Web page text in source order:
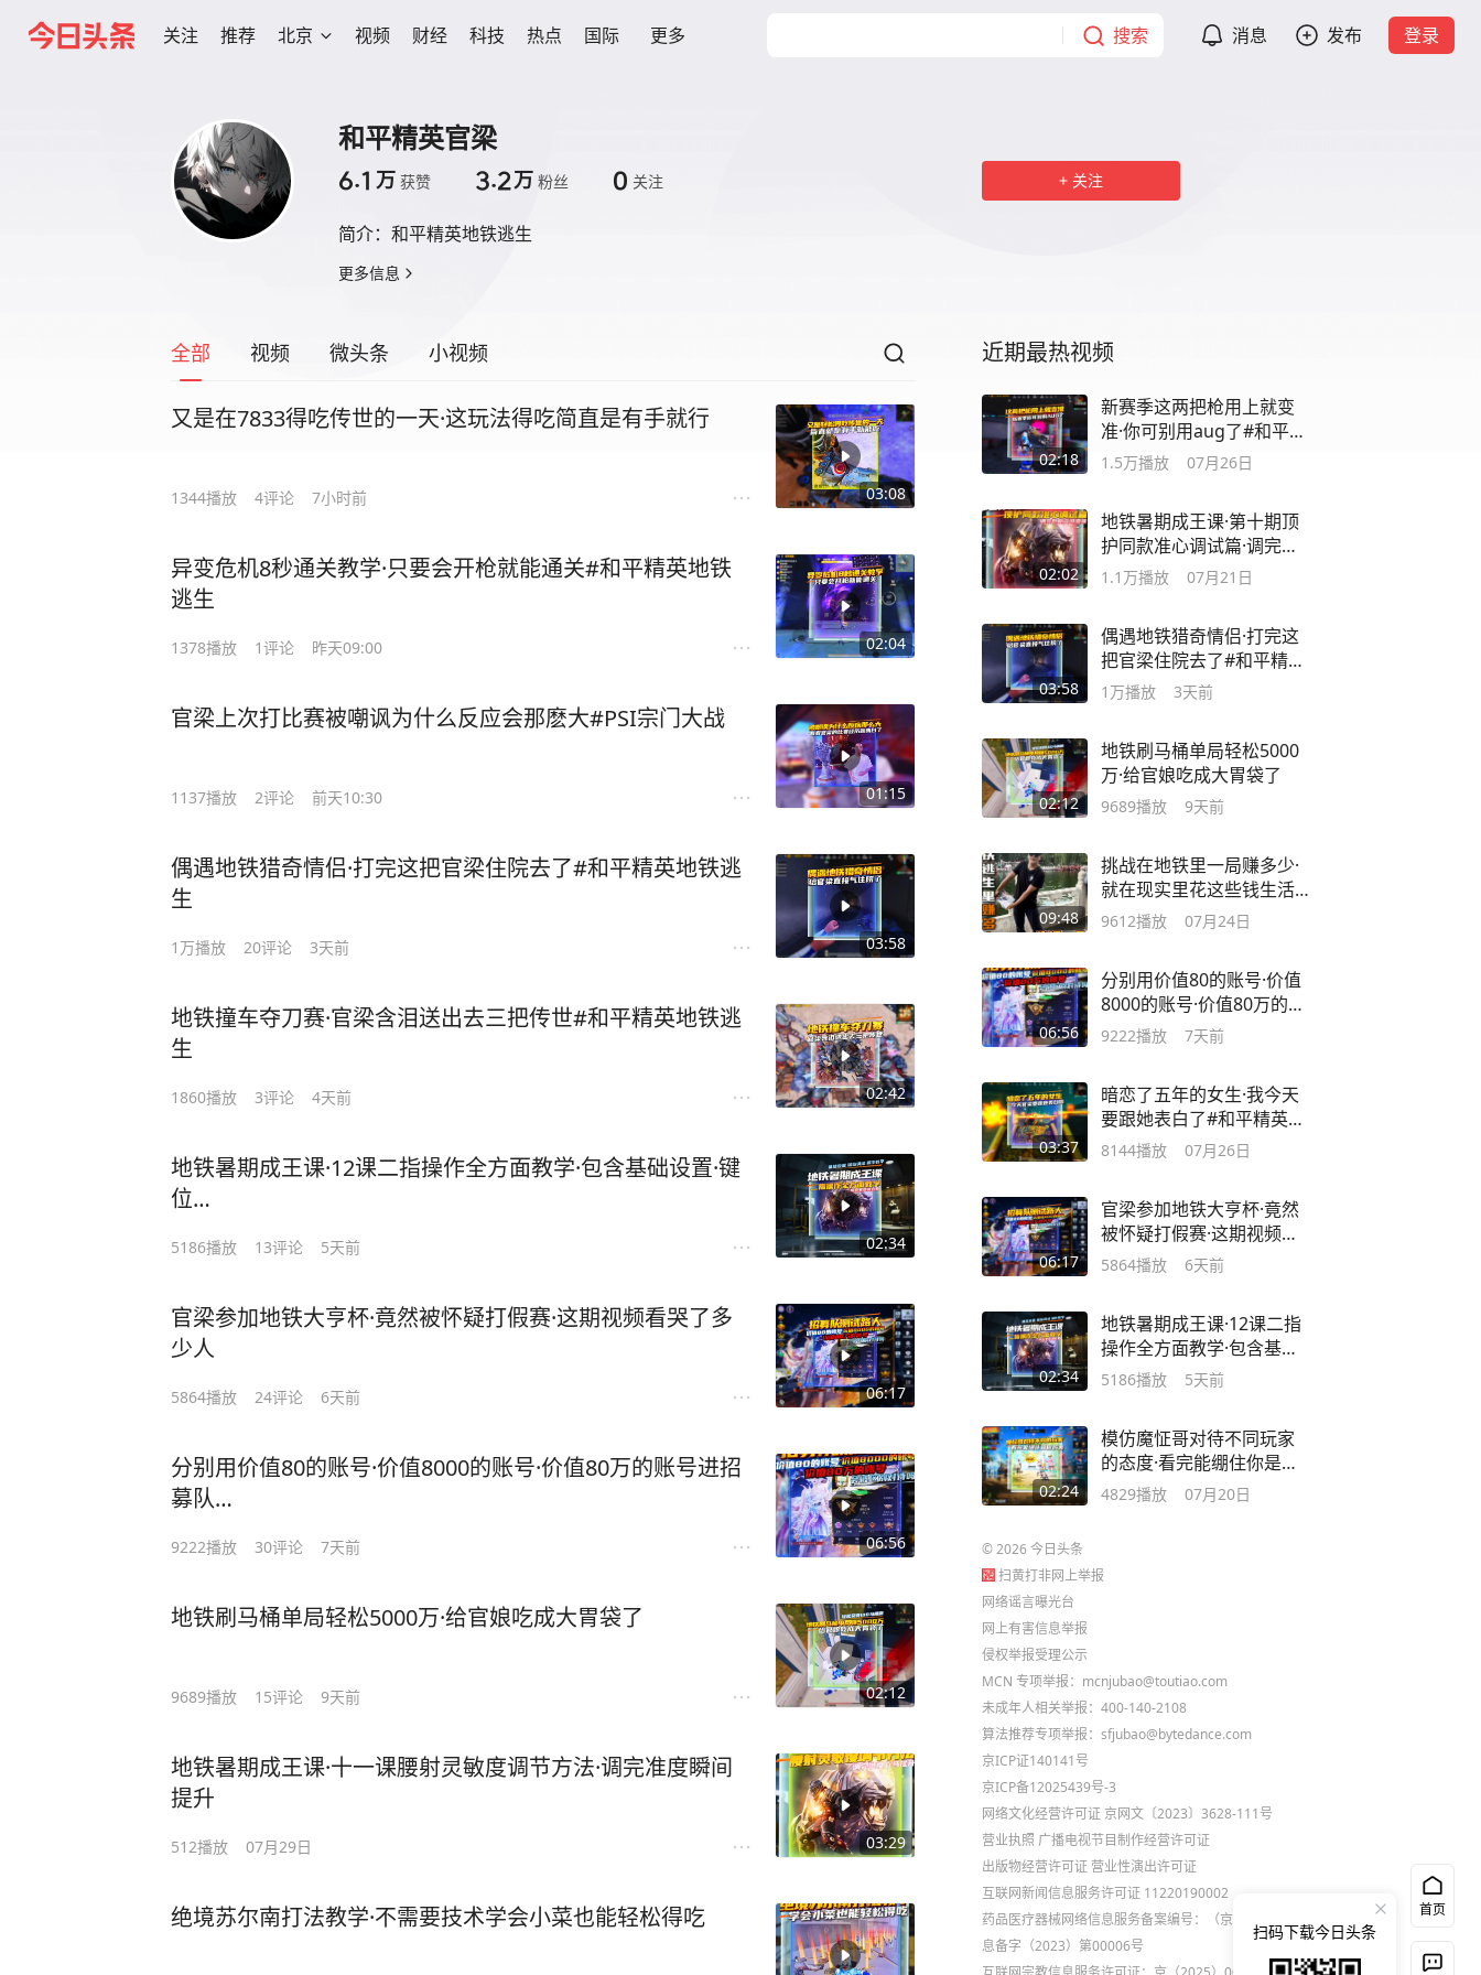
关注 推荐 北京 视频 财经 科技 热点 国际 更多 搜索 消息 发布 登录
和平精英官梁
6.1 万 获赞 3.2万 粉丝 0 关注
简介： 和平精英地铁逃生
更多信息
关注
全部 视频 微头条 小视频
03:08
又是在7833得吃传世的一天·这玩法得吃简直是有手就行
1344播放 4评论 7小时前
02:04
异变危机8秒通关教学·只要会开枪就能通关#和平精英地铁
逃生
1378播放 1评论 昨天09:00
01:15
官梁上次打比赛被嘲讽为什么反应会那麽大#PSI宗门大战
1137播放 2评论 前天10:30
03:58
偶遇地铁猎奇情侣·打完这把官梁住院去了#和平精英地铁逃
生
1万播放 20评论 3天前
02:42
地铁撞车夺刀赛·官梁含泪送出去三把传世#和平精英地铁逃
生
1860播放 3评论 4天前
02:34
地铁暑期成王课·12课二指操作全方面教学·包含基础设置·键
位…
5186播放 13评论 5天前
06:17
官梁参加地铁大亨杯·竟然被怀疑打假赛·这期视频看哭了多
少人
5864播放 24评论 6天前
06:56
分别用价值80的账号·价值8000的账号·价值80万的账号进招
募队…
9222播放 30评论 7天前
02:12
地铁刷马桶单局轻松5000万·给官娘吃成大胃袋了
9689播放 15评论 9天前
03:29
地铁暑期成王课·十一课腰射灵敏度调节方法·调完准度瞬间
提升
512播放 07月29日
绝境苏尔南打法教学·不需要技术学会小菜也能轻松得吃
近期最热视频
02:18
新赛季这两把枪用上就变
准·你可别用aug了#和平精
英地铁逃生
1.5万播放 07月26日
02:02
地铁暑期成王课·第十期顶
护同款准心调试篇·调完包
你立马变准
1.1万播放 07月21日
03:58
偶遇地铁猎奇情侣·打完这
把官梁住院去了#和平精英
地铁逃生
1万播放 3天前
02:12
地铁刷马桶单局轻松5000
万·给官娘吃成大胃袋了
9689播放 9天前
09:48
挑战在地铁里一局赚多少·
就在现实里花这些钱生活
一天
9612播放 07月24日
06:56
分别用价值80的账号·价值
8000的账号·价值80万的账
号进招募队…
9222播放 7天前
03:37
暗恋了五年的女生·我今天
要跟她表白了#和平精英地
铁逃生
8144播放 07月26日
06:17
官梁参加地铁大亨杯·竟然
被怀疑打假赛·这期视频看
哭了多少人
5864播放 6天前
02:34
地铁暑期成王课·12课二指
操作全方面教学·包含基础
设置·键位…
5186播放 5天前
02:24
模仿魔怔哥对待不同玩家
的态度·看完能绷住你是这
个
4829播放 07月20日
©2026今日头条
扫黄打非网上举报
网络谣言曝光台
网上有害信息举报
侵权举报受理公示
MCN 专项举报：mcnjubao@toutiao.com
未成年人相关举报：400-140-2108
算法推荐专项举报：sfjubao@bytedance.com
京ICP证140141号
京ICP备12025439号-3
网络文化经营许可证 京网文〔2023〕3628-111号
营业执照 广播电视节目制作经营许可证
出版物经营许可证 营业性演出许可证
互联网新闻信息服务许可证 11220190002
药品医疗器械网络信息服务备案编号：（京）网药械信
息备字（2023）第00006号
首页
扫码下载今日头条